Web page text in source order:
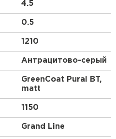
4.5
0.5
1210
Антрацитово-серый
GreenCoat Pural BT,
matt
1150
Grand Line